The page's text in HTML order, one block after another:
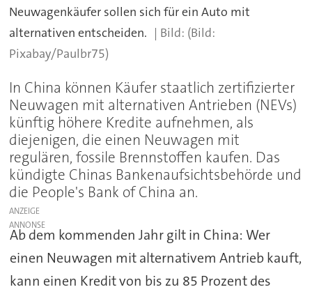
Neuwagenkäufer sollen sich für ein Auto mit
alternativen entscheiden.
(Bild:
Pixabay/Paulbr75)
In China können Käufer staatlich zertifizierter
Neuwagen mit alternativen Antrieben (NEVs)
künftig höhere Kredite aufnehmen, als
diejenigen, die einen Neuwagen mit
regulären, fossile Brennstoffen kaufen. Das
kündigte Chinas Bankenaufsichtsbehörde und
die People's Bank of China an.
ANZEIGE
Ab dem kommenden Jahr gilt in China: Wer
einen Neuwagen mit alternativem Antrieb kauft,
kann einen Kredit von bis zu 85 Prozent des